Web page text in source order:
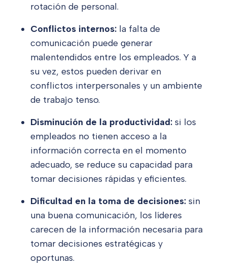
rotación de personal.
Conflictos internos: la falta de
comunicación puede generar
malentendidos entre los empleados. Y a
su vez, estos pueden derivar en
conflictos interpersonales y un ambiente
de trabajo tenso.
Disminución de la productividad: si los
empleados no tienen acceso a la
información correcta en el momento
adecuado, se reduce su capacidad para
tomar decisiones rápidas y eficientes.
Dificultad en la toma de decisiones: sin
una buena comunicación, los líderes
carecen de la información necesaria para
tomar decisiones estratégicas y
oportunas.